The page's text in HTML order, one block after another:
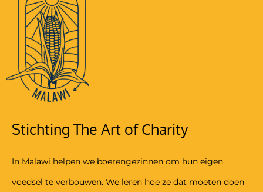
Stichting The Art of Charity
In Malawi helpen we boerengezinnen om hun eigen
voedsel te verbouwen. We leren hoe ze dat moeten doen